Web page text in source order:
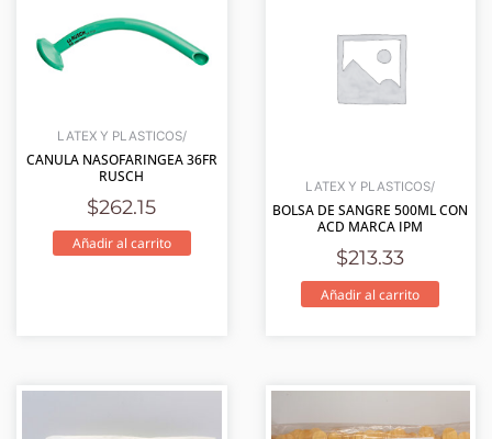
LATEX Y PLASTICOS/
CANULA NASOFARINGEA 36FR
RUSCH
$262.15
Añadir al carrito
LATEX Y PLASTICOS/
BOLSA DE SANGRE 500ML CON
ACD MARCA IPM
$213.33
Añadir al carrito